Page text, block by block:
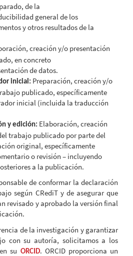
de la
general de los
y otros resultados de la
creación y/o presentación
en concreto
de datos.
inicial: Preparación, creación y/o
publicado, específicamente
inicial (incluida la traducción
y edición: Elaboración, creación
trabajo publicado por parte del
original, específicamente
o revisión – incluyendo
a la publicación.
de conformar la declaración
según CRediT y de asegurar que
revisado y aprobado la versión final
de la investigación y garantizar
con su autoría, solicitamos a los
su ORCID. ORCID proporciona un